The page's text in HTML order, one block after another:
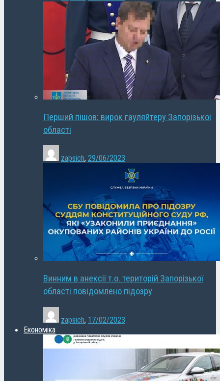
Перший пішов: вирок гауляйтеру Запорізької
області
zapsich, 29/06/2023
Винним в анексії т.о. територій Запорізької
області повідомлено підозру
zapsich, 17/02/2023
Економіка